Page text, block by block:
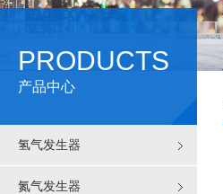
PRODUCTS
产品中心
氢气发生器
氮气发生器